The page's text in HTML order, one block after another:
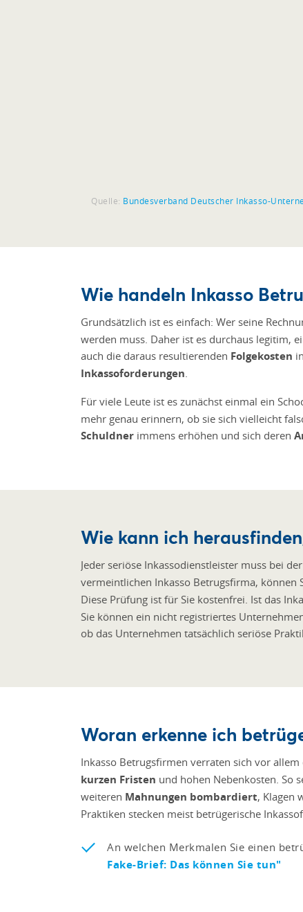
Quelle: Bundesverband Deutscher Inkasso-
Wie handeln Inkasso
Grundsätzlich ist es einfach: Wer seine
werden muss. Daher ist es durchaus legitim,
auch die daraus resultierenden Folgekosten
Inkassoforderungen.
Für viele Leute ist es zunächst einmal ein
mehr genau erinnern, ob sie sich vielleicht
Schuldner immens erhöhen und sich deren
Wie kann ich
Jeder seriöse Inkassodienstleister muss bei
vermeintlichen Inkasso Betrugsfirma, können
Diese Prüfung ist für Sie kostenfrei. Ist das
Sie können ein nicht registriertes
ob das Unternehmen tatsächlich seriöse
Woran erkenne ich
Inkasso Betrugsfirmen verraten sich vor allem
kurzen Fristen und hohen Nebenkosten. So
weiteren Mahnungen bombardiert, Klagen
Praktiken stecken meist betrügerische
An welchen Merkmalen Sie einen
Fake-Brief: Das können Sie tun"